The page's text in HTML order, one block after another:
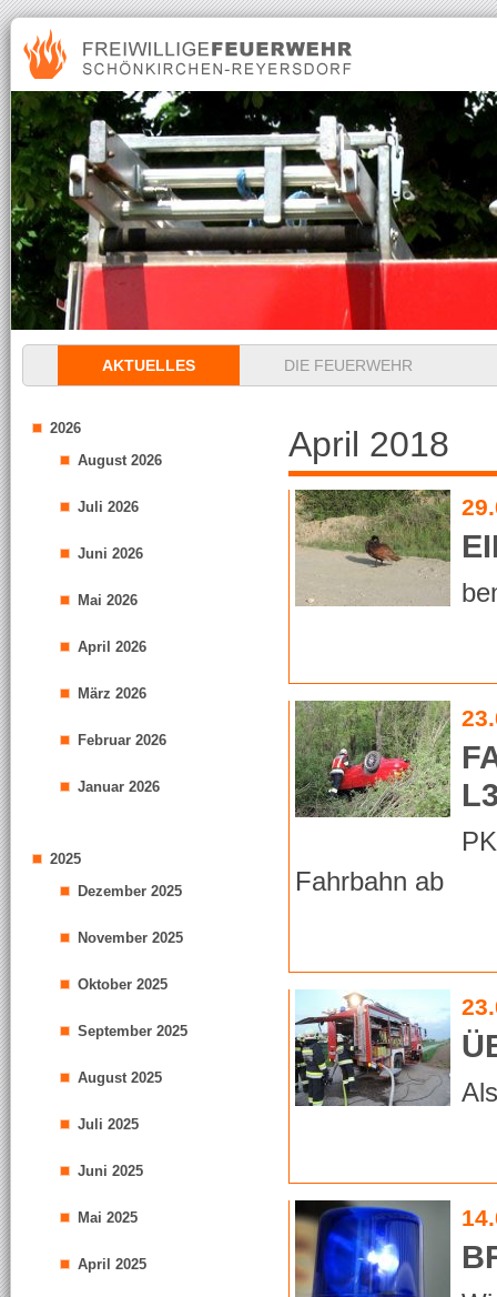
Navigation
überspringenAKTUELLES DIE FEUERWEHR
2026
August 2026
Juli 2026
Juni 2026
Mai 2026
April 2026
März 2026
Februar 2026
Januar 2026
2025
Dezember 2025
November 2025
Oktober 2025
September 2025
August 2025
Juli 2025
Juni 2025
Mai 2025
April 2025
April 2018
Fahrbahn ab